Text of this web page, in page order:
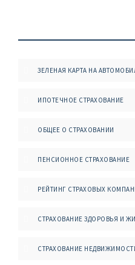
ЗЕЛЕНАЯ КАРТА НА
ИПОТЕЧНОЕ СТРАХОВАНИЕ
ОБЩЕЕ О СТРАХОВАНИИ
ПЕНСИОННОЕ СТРАХОВАНИЕ
РЕЙТИНГ СТРАХОВЫХ
СТРАХОВАНИЕ ЗДОРОВЬЯ И
СТРАХОВАНИЕ